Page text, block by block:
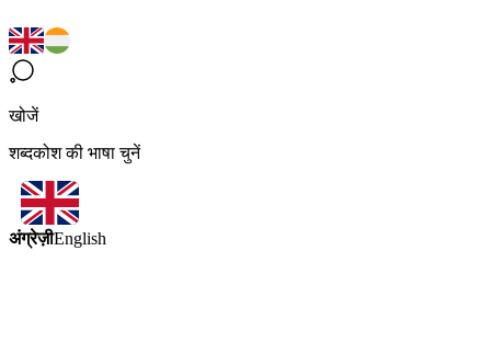
खोजें
शब्दकोश की भाषा चुनें
अंग्रेज़ीEnglish